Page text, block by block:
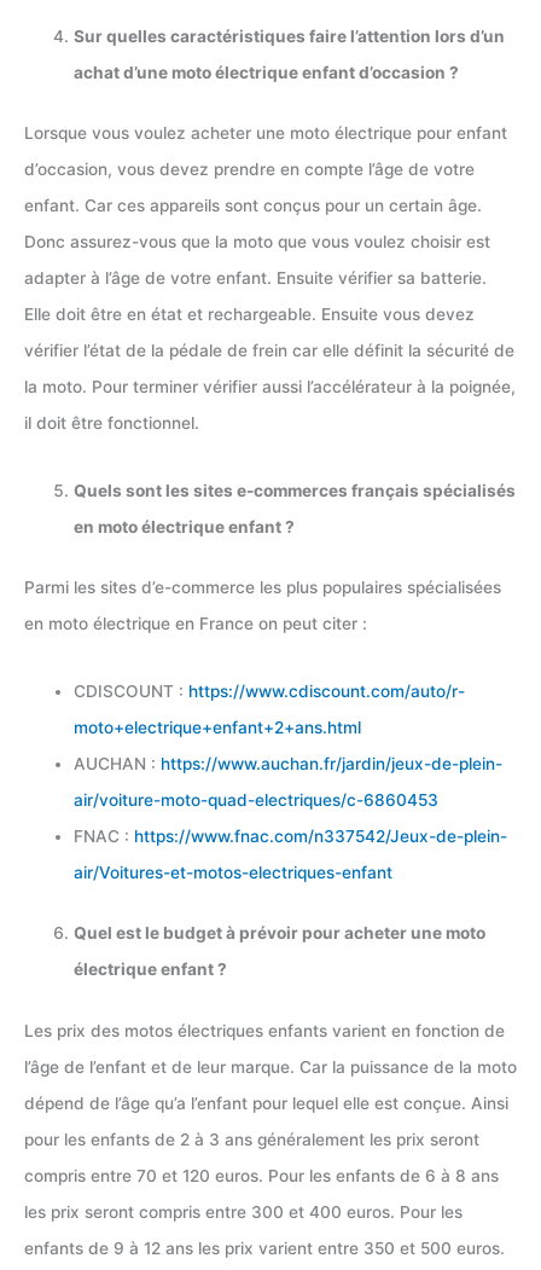
Sur quelles caractéristiques faire l’attention lors d’un
achat d’une moto électrique enfant d’occasion ?
Lorsque vous voulez acheter une moto électrique pour enfant
d’occasion, vous devez prendre en compte l’âge de votre
enfant. Car ces appareils sont conçus pour un certain âge.
Donc assurez-vous que la moto que vous voulez choisir est
adapter à l’âge de votre enfant. Ensuite vérifier sa batterie.
Elle doit être en état et rechargeable. Ensuite vous devez
vérifier l’état de la pédale de frein car elle définit la sécurité de
la moto. Pour terminer vérifier aussi l’accélérateur à la poignée,
il doit être fonctionnel.
Quels sont les sites e-commerces français spécialisés
en moto électrique enfant ?
Parmi les sites d’e-commerce les plus populaires spécialisées
en moto électrique en France on peut citer :
CDISCOUNT : https://www.cdiscount.com/auto/r-
moto+electrique+enfant+2+ans.html
AUCHAN : https://www.auchan.fr/jardin/jeux-de-plein-
air/voiture-moto-quad-electriques/c-6860453
FNAC : https://www.fnac.com/n337542/Jeux-de-plein-
air/Voitures-et-motos-electriques-enfant
Quel est le budget à prévoir pour acheter une moto
électrique enfant ?
Les prix des motos électriques enfants varient en fonction de
l’âge de l’enfant et de leur marque. Car la puissance de la moto
dépend de l’âge qu’a l’enfant pour lequel elle est conçue. Ainsi
pour les enfants de 2 à 3 ans généralement les prix seront
compris entre 70 et 120 euros. Pour les enfants de 6 à 8 ans
les prix seront compris entre 300 et 400 euros. Pour les
enfants de 9 à 12 ans les prix varient entre 350 et 500 euros.